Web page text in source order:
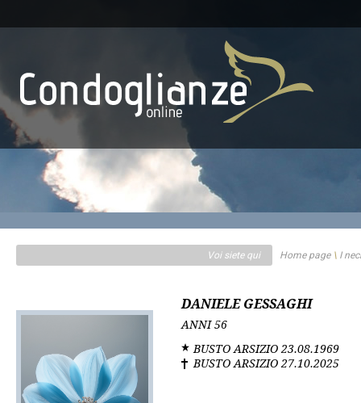
Voi siete qui Home page\ I
DANIELE GESSAGHI
ANNI56
BUSTO ARSIZIO 23.08.1969
BUSTO ARSIZIO 27.10.2025